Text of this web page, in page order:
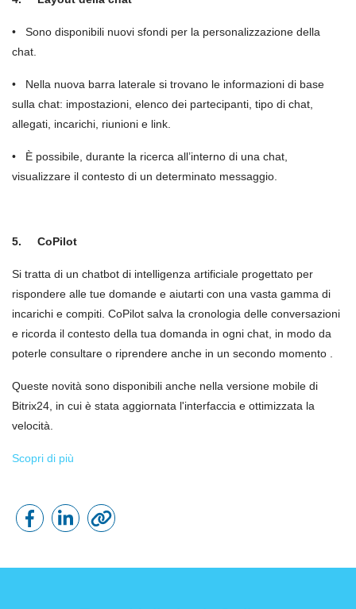
• Sono disponibili nuovi sfondi per la personalizzazione della
chat.
• Nella nuova barra laterale si trovano le informazioni di base
sulla chat: impostazioni, elenco dei partecipanti, tipo di chat,
allegati, incarichi, riunioni e link.
• È possibile, durante la ricerca all’interno di una chat,
visualizzare il contesto di un determinato messaggio.
5. CoPilot
Si tratta di un chatbot di intelligenza artificiale progettato per
rispondere alle tue domande e aiutarti con una vasta gamma di
incarichi e compiti. CoPilot salva la cronologia delle conversazioni
e ricorda il contesto della tua domanda in ogni chat, in modo da
poterle consultare o riprendere anche in un secondo momento .
Queste novità sono disponibili anche nella versione mobile di
Bitrix24, in cui è stata aggiornata l'interfaccia e ottimizzata la
velocità.
Scopri di più